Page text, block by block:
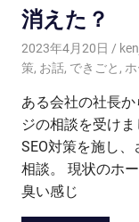
消えた？
2023年4月20日
策, お話, できごと ,
ある会社の社長
ジの相談を受け
SEO対策を施し
相談。 現状のホ
臭い感じ